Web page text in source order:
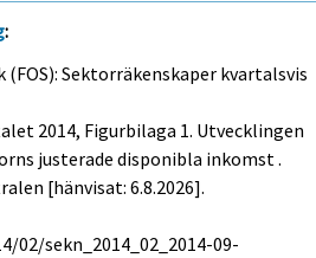
:
Sektorräkenskaper kvartalsvis
2014, Figurbilaga 1. Utvecklingen
justerade disponibla inkomst .
[hänvisat: 6.8.2026].
sekn_2014_02_2014-09-